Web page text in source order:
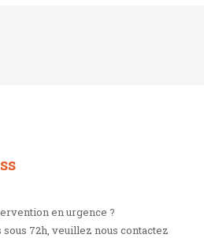
en urgence ?
72h, veuillez nous contactez